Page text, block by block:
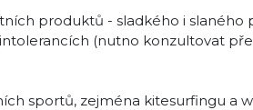
produktů - sladkého i slaného
(nutno konzultovat
sportů, zejména kitesurfingu a